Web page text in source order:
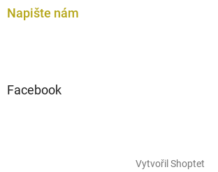
Napište nám
Facebook
Vytvořil Shoptet